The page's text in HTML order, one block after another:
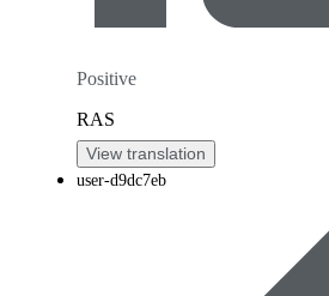
Positive
RAS
View translation
user-d9dc7eb